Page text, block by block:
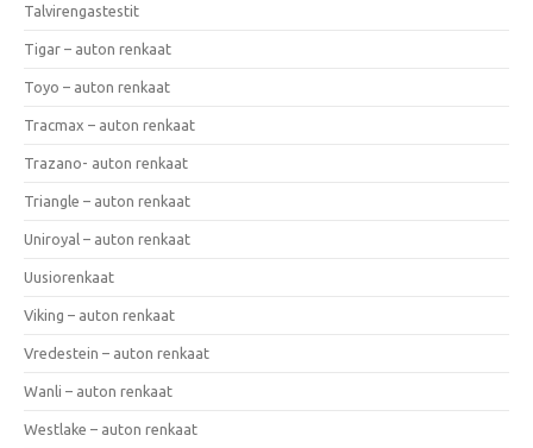
Talvirengastestit
Tigar – auton renkaat
Toyo – auton renkaat
Tracmax – auton renkaat
Trazano- auton renkaat
Triangle – auton renkaat
Uniroyal – auton renkaat
Uusiorenkaat
Viking – auton renkaat
Vredestein – auton renkaat
Wanli – auton renkaat
Westlake – auton renkaat